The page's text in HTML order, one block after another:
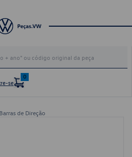
se
0
Barras de Direção